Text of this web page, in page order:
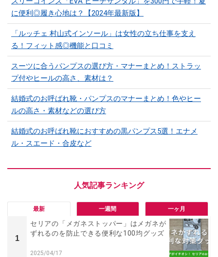
に便利◎履き心地は？【2024年最新版】
「ルッチェ 村山式インソール」は女性の立ち仕事を支え
る！フィット感◎機能と口コミ
スーツに合うパンプスの選び方・マナーまとめ！ストラッ
プ付やヒールの高さ、素材は？
結婚式のお呼ばれ靴・パンプスのマナーまとめ！色やヒー
ルの高さ・素材などの選び方
結婚式のお呼ばれ靴におすすめの黒パンプス5選！エナメ
ル・スエード・合皮など
最新 一週間 一ヶ月
1
セリアの「メガネストッパー」はメガネが
ずれるのを防止できる便利な100均グッズ
2025/04/17